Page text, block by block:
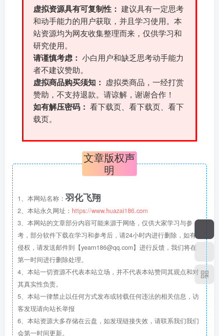
虚拟资源具有可复制性： 建议具有一定思考
和动手能力的用户获取，并且学习使用。本
站资源均为网友收集整理而来，仅供学习和
研究使用。
请谨慎考虑： 小白用户和缺乏思考动手能力
者不建议赞助。
虚拟商品购买须知：
虚拟类商品，一经打赏
赞助，不支持退款。请谅解，谢谢合作！
如有解压密码： 看下载页、看下载页、看下
载页。
文章版权声
明
1、本网站名称： 羽化飞翔
2、本站永久网址： https://www.huazai186.com
3、本网站的文章部分内容可能来源于网络，仅供大家学习与参
考，部分软件下载在学习和参考后，请24小时内进行删除，如有
侵权，请发送邮件到【yearn186@qq.com】进行反馈，我们将在
第一时间进行删除处理。
4、本站一切资源不代表本站立场，并不代表本站赞同其观点和对
其真实性负责。
5、本站一律禁止以任何方式发布或转载任何违法的相关信息，访
客发现请向站长举报
6、本站资源大多存储在云盘，如发现链接失效，请联系我们我们
会第一时间更新。